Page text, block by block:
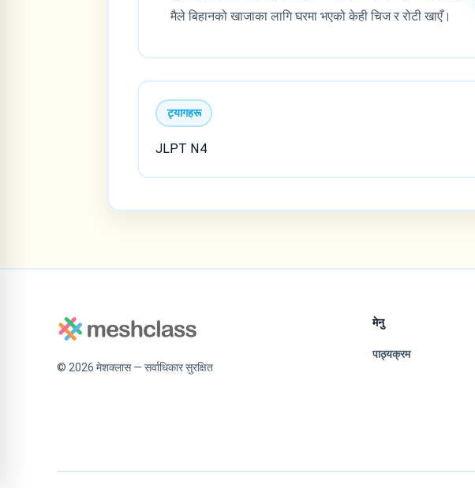
मैले बिहानको खाजाका लागि घरमा भएको केही चिज र रोटी खाएँ।
ट्यागहरू
JLPT N4
© 2026 मेशक्लास — सर्वाधिकार सुरक्षित
मेनु
पाठ्यक्रम